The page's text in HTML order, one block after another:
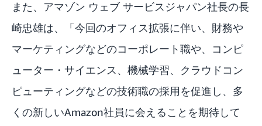
また、アマゾン ウェブ サービスジャパン社長の長
崎忠雄は、「今回のオフィス拡張に伴い、財務や
マーケティングなどのコーポレート職や、コンピ
ューター・サイエンス、機械学習、クラウドコン
ピューティングなどの技術職の採用を促進し、多
くの新しいAmazon社員に会えることを期待して